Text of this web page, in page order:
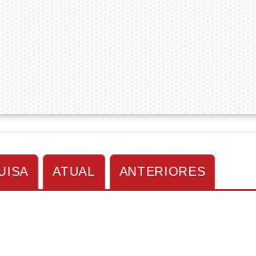
ATUAL ANTERIORES